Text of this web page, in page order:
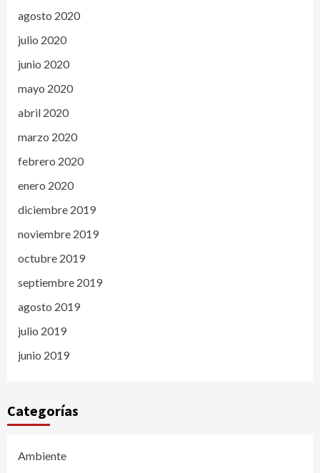
agosto 2020
julio 2020
junio 2020
mayo 2020
abril 2020
marzo 2020
febrero 2020
enero 2020
diciembre 2019
noviembre 2019
octubre 2019
septiembre 2019
agosto 2019
julio 2019
junio 2019
Categorías
Ambiente